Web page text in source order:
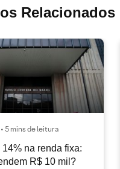
Relacionados
5 mins de leitura
na renda fixa:
R$ 10 mil?